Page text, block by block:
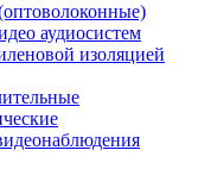
аудиосистем
изоляцией